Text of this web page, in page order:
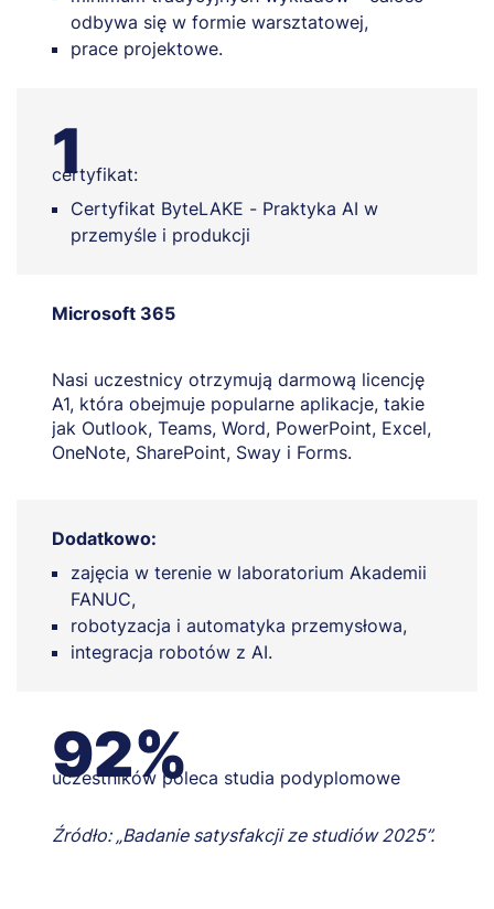
odbywa się w formie warsztatowej,
prace projektowe.
1
certyfikat:
Certyfikat ByteLAKE - Praktyka AI w
przemyśle i produkcji
Microsoft 365
Nasi uczestnicy otrzymują darmową licencję
A1, która obejmuje popularne aplikacje, takie
jak Outlook, Teams, Word, PowerPoint, Excel,
OneNote, SharePoint, Sway i Forms.
Dodatkowo:
zajęcia w terenie w laboratorium Akademii
FANUC,
robotyzacja i automatyka przemysłowa,
integracja robotów z AI.
92%
uczestników poleca studia podyplomowe
Źródło: „Badanie satysfakcji ze studiów 2025”.